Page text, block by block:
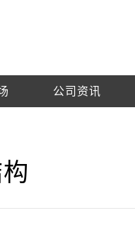
公司资讯